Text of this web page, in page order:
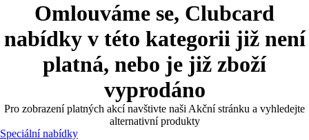
Omlouváme se, Clubcard
nabídky v této kategorii již není
platná, nebo je již zboží
vyprodáno
Pro zobrazení platných akcí navštivte naši Akční stránku a vyhledejte
alternativní produkty
Speciální nabídky